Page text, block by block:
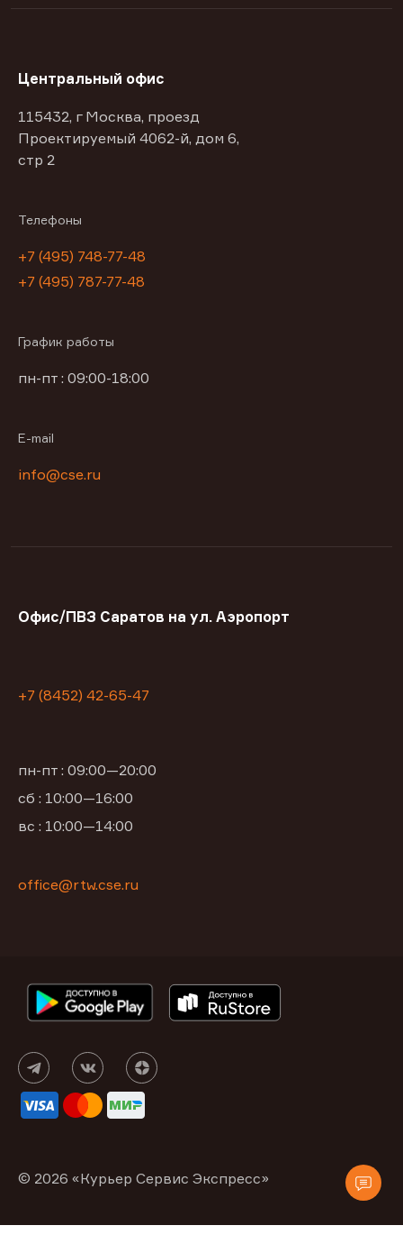
Центральный офис
115432, г Москва, проезд
Проектируемый 4062-й, дом 6,
стр 2
Телефоны
+7 (495) 748-77-48
+7 (495) 787-77-48
График работы
пн-пт : 09:00-18:00
E-mail
info@cse.ru
Офис/ПВЗ Саратов на ул. Аэропорт
+7 (8452) 42-65-47
пн-пт : 09:00—20:00
сб : 10:00—16:00
вс : 10:00—14:00
office@rtw.cse.ru
© 2026 «Курьер Сервис Экспресс»